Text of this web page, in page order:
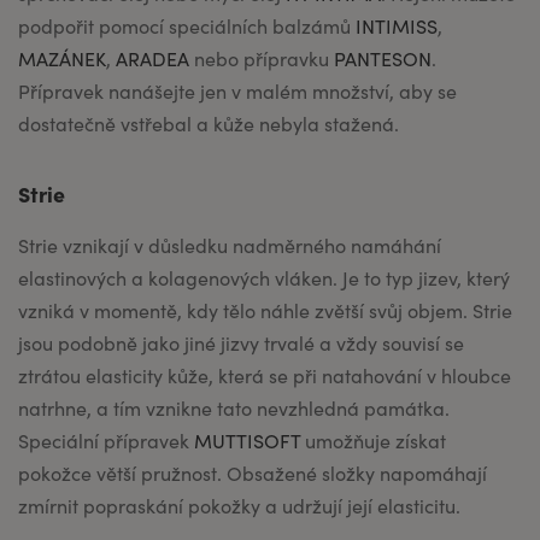
podpořit pomocí speciálních balzámů INTIMISS,
MAZÁNEK, ARADEA nebo přípravku PANTESON.
Přípravek nanášejte jen v malém množství, aby se
dostatečně vstřebal a kůže nebyla stažená.
Strie
Strie vznikají v důsledku nadměrného namáhání
elastinových a kolagenových vláken. Je to typ jizev, který
vzniká v momentě, kdy tělo náhle zvětší svůj objem. Strie
jsou podobně jako jiné jizvy trvalé a vždy souvisí se
ztrátou elasticity kůže, která se při natahování v hloubce
natrhne, a tím vznikne tato nevzhledná památka.
Speciální přípravek MUTTISOFTumožňuje získat
pokožce větší pružnost. Obsažené složky napomáhají
zmírnit popraskání pokožky a udržují její elasticitu.